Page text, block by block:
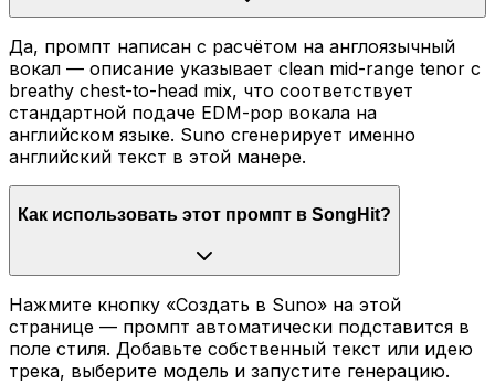
Да, промпт написан с расчётом на англоязычный
вокал — описание указывает clean mid-range tenor с
breathy chest-to-head mix, что соответствует
стандартной подаче EDM-pop вокала на
английском языке. Suno сгенерирует именно
английский текст в этой манере.
Как использовать этот промпт в SongHit?
Нажмите кнопку «Создать в Suno» на этой
странице — промпт автоматически подставится в
поле стиля. Добавьте собственный текст или идею
трека, выберите модель и запустите генерацию.